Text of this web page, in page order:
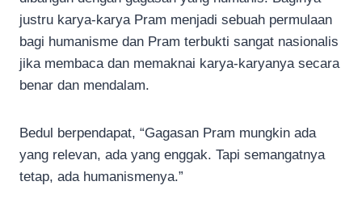
justru karya-karya Pram menjadi sebuah permulaan
bagi humanisme dan Pram terbukti sangat nasionalis
jika membaca dan memaknai karya-karyanya secara
benar dan mendalam.
Bedul berpendapat, “Gagasan Pram mungkin ada
yang relevan, ada yang enggak. Tapi semangatnya
tetap, ada humanismenya.”